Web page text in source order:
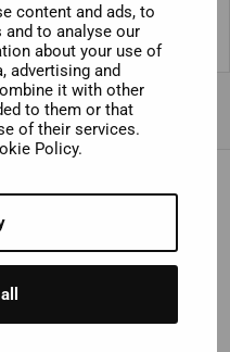
content and ads, to
to analyse our
about your use of
advertising and
it with other
to them or that
of their services.
Policy.
no te puedes
Londres tiene una